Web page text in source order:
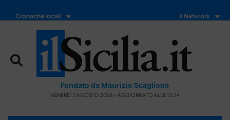
Cronache locali Il Network
Fondato da Maurizio Scaglione
VENERDÌ 7 AGOSTO 2026 - AGGIORNATO ALLE 13:34